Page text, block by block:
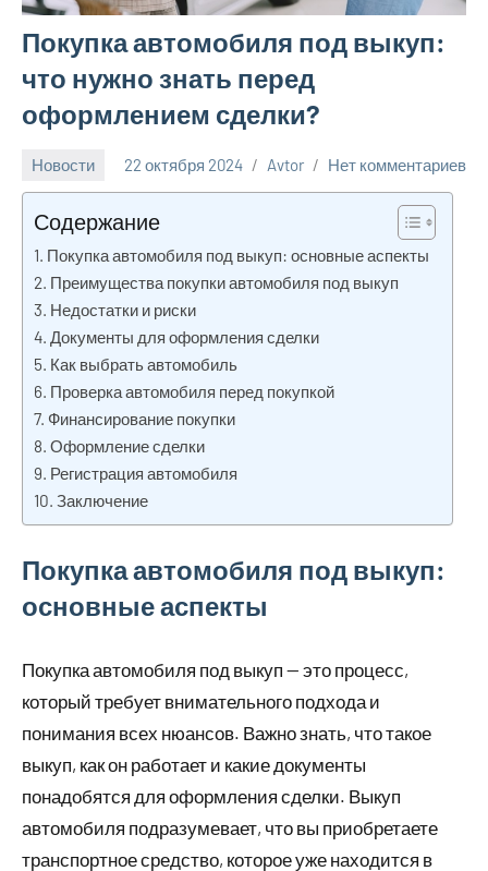
Покупка автомобиля под выкуп:
что нужно знать перед
оформлением сделки?
Новости 22 октября 2024 Avtor Нет комментариев
Содержание
Покупка автомобиля под выкуп: основные аспекты
Преимущества покупки автомобиля под выкуп
Недостатки и риски
Документы для оформления сделки
Как выбрать автомобиль
Проверка автомобиля перед покупкой
Финансирование покупки
Оформление сделки
Регистрация автомобиля
Заключение
Покупка автомобиля под выкуп:
основные аспекты
Покупка автомобиля под выкуп — это процесс,
который требует внимательного подхода и
понимания всех нюансов. Важно знать, что такое
выкуп, как он работает и какие документы
понадобятся для оформления сделки. Выкуп
автомобиля подразумевает, что вы приобретаете
транспортное средство, которое уже находится в